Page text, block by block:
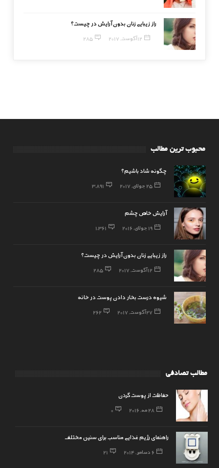
راز زیبایی زنان بدون آرایش در چیست؟
12 آگوست, 2017 285
محبوب ترین مطالب
چگونه شاد باشیم؟
25 جولای, 2017 3,891
آرایش خاص چشم
19 جولای, 2016 1,361
راز زیبایی زنان بدون آرایش در چیست؟
12 آگوست, 2017 285
شیوه درست بخار دادن پوست در خانه
27 آگوست, 2017 262
مطالب تصادفی
حفاظت از پوست گردن
28 مه, 2016 0
راهنمای رژیم غذایی مناسب برای سنین مختلف
6 دسامبر, 2014 21